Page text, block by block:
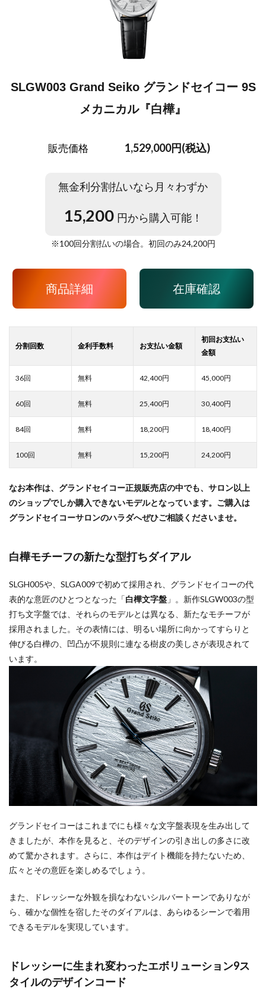
SLGW003 Grand Seiko グランドセイコー 9S
メカニカル『白樺』
販売価格 1,529,000円(税込)
無金利分割払いなら月々わずか
15,200 円から購入可能！
※100回分割払いの場合。初回のみ24,200円
商品詳細 在庫確認
42,400 45,000
25,400 30,400
18,200 18,400
15,200 24,200
なお本作は、グランドセイコー正規販売店の中でも、サロン以上
のショップでしか購入できないモデルとなっています。ご購入は
グランドセイコーサロンのハラダへぜひご相談くださいませ。
白樺モチーフの新たな型打ちダイアル
SLGH005や、SLGA009で初めて採用され、グランドセイコーの代
表的な意匠のひとつとなった「白樺文字盤 」。新作SLGW003の型
打ち文字盤では、それらのモデルとは異なる、新たなモチーフが
採用されました。その表情には、明るい場所に向かってすらりと
伸びる白樺の、凹凸が不規則に連なる樹皮の美しさが表現されて
います。
グランドセイコーはこれまでにも様々な文字盤表現を生み出して
きましたが、本作を見ると、そのデザインの引き出しの多さに改
めて驚かされます。さらに、本作はデイト機能を持たないため、
広々とその意匠を楽しめるでしょう。
また、ドレッシーな外観を損なわないシルバートーンでありなが
ら、確かな個性を宿したそのダイアルは、あらゆるシーンで着用
できるモデルを実現しています。
ドレッシーに生まれ変わったエボリューション9ス
タイルのデザインコード